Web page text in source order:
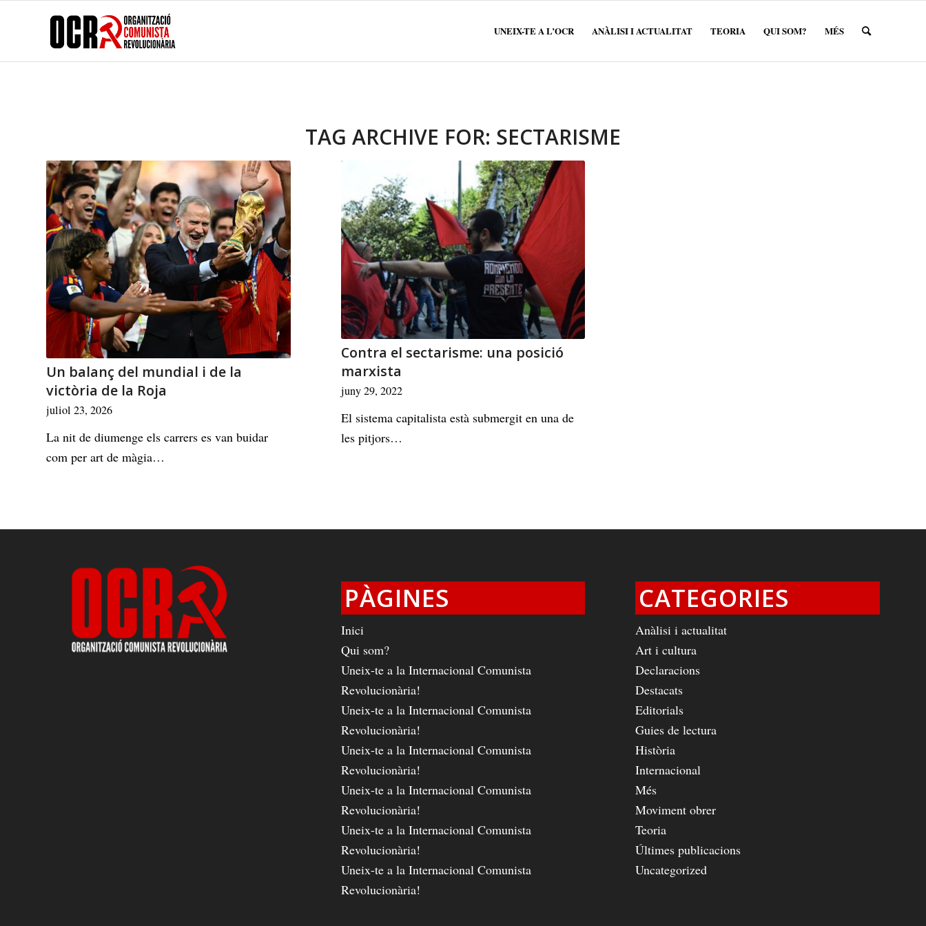
UNEIX-TE A L’OCR ANÀLISI I ACTUALITAT TEORIA QUI SOM? MÉS
TAG ARCHIVE FOR: SECTARISME
Un balanç del mundial i de la
victòria de la Roja
juliol 23, 2026
La nit de diumenge els carrers es van buidar
com per art de màgia…
Contra el sectarisme: una posició
marxista
juny 29, 2022
El sistema capitalista està submergit en una de
les pitjors…
PÀGINES
Inici
Qui som?
Uneix-te a la Internacional Comunista
Revolucionària!
Uneix-te a la Internacional Comunista
Revolucionària!
Uneix-te a la Internacional Comunista
Revolucionària!
Uneix-te a la Internacional Comunista
Revolucionària!
Uneix-te a la Internacional Comunista
Revolucionària!
Uneix-te a la Internacional Comunista
Revolucionària!
CATEGORIES
Anàlisi i actualitat
Art i cultura
Declaracions
Destacats
Editorials
Guies de lectura
Història
Internacional
Més
Moviment obrer
Teoria
Últimes publicacions
Uncategorized